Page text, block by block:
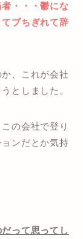
・・・鬱にな
ブちぎれて辞
、これが会社
としました。
の会社で登り
ンだとか気持
って思ってし